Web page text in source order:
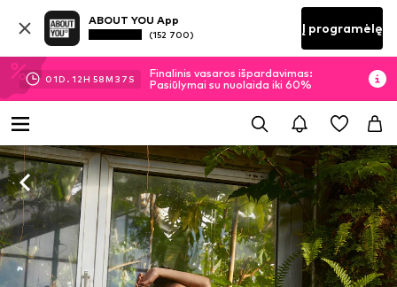
ABOUT YOU App
(152 700) Į programėlę
01D. 12H 58M 37 S
Finalinis vasaros išpardavimas:
Pasiūlymai su nuolaida iki 60%